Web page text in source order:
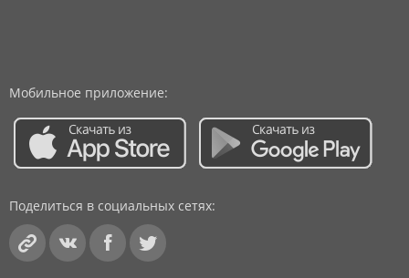
Мобильное приложение:
Поделиться в социальных сетях: